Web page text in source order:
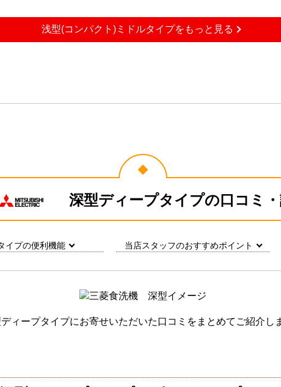
浅型(コンパクト)ミドルタイプをもっと見る
深型ディープタイプの口コミ
イプの便利機能 当店スタッフのおすすめポイント
ィープタイプにお寄せいただいた口コミをまとめてご紹介し